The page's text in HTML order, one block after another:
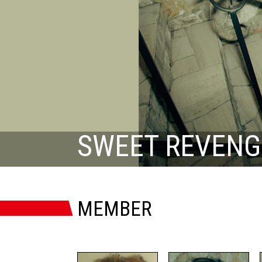
SWEET
MEMBER